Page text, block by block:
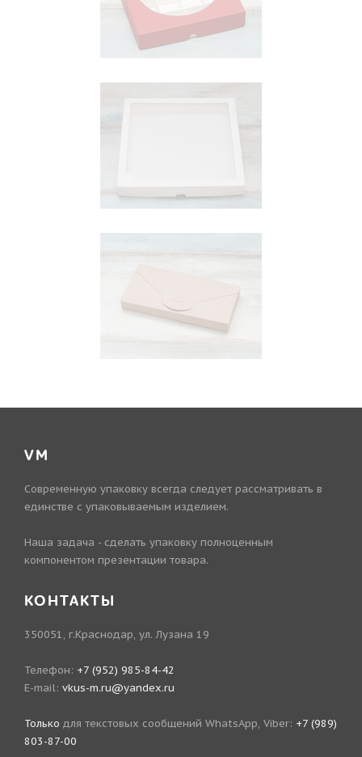
VM
Современную упаковку всегда следует рассматривать в
единстве с упаковываемым изделием.
Наша задача - сделать упаковку полноценным
компонентом презентации товара.
КОНТАКТЫ
350051, г.Краснодар, ул. Лузана 19
Телефон: +7 (952) 985-84-42
E-mail: vkus-m.ru@yandex.ru
Только для текстовых сообщений WhatsApp, Viber: +7 (989)
803-87-00